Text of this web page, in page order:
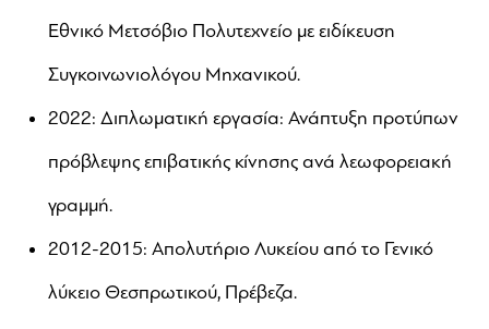
Εθνικό Μετσόβιο Πολυτεχνείο με ειδίκευση
Συγκοινωνιολόγου Μηχανικού.
2022: Διπλωματική εργασία: Ανάπτυξη προτύπων
πρόβλεψης επιβατικής κίνησης ανά λεωφορειακή
γραμμή.
2012-2015: Απολυτήριο Λυκείου από το Γενικό
λύκειο Θεσπρωτικού, Πρέβεζα.